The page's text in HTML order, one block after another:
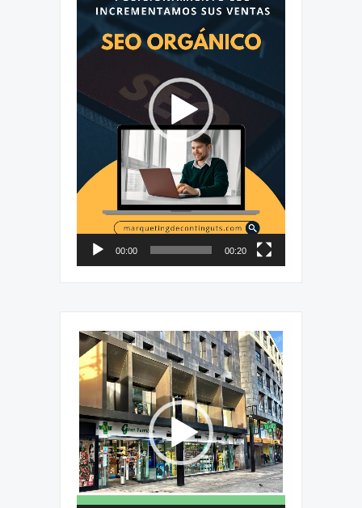
00:00 00:20
Reproductor
de
vídeo